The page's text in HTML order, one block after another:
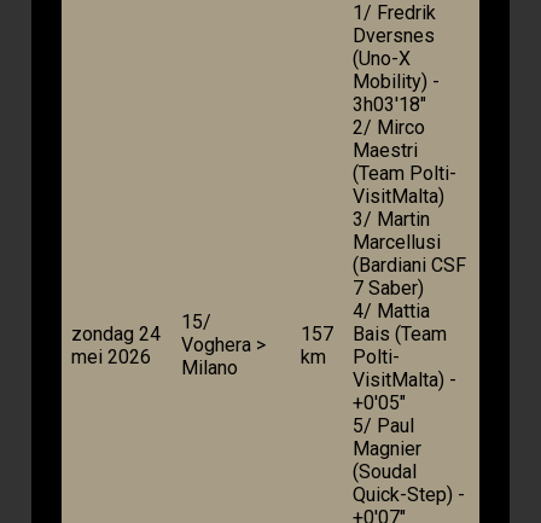
zondag 24
mei 2026
15/
Voghera >
Milano
157
km
1/ Fredrik
Dversnes
(Uno-X
Mobility) -
3h03'18"
2/ Mirco
Maestri
(Team Polti-
VisitMalta)
3/ Martin
Marcellusi
(Bardiani CSF
7 Saber)
4/ Mattia
Bais (Team
Polti-
VisitMalta) -
+0'05″
5/ Paul
Magnier
(Soudal
Quick-Step) -
+0'07″